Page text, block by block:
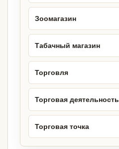
Зоомагазин
Табачный магазин
Торговля
Торговая деятельность
Торговая точка